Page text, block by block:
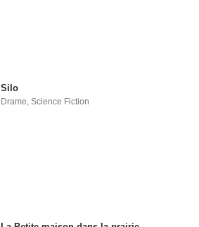
Silo
Drame,Science Fiction